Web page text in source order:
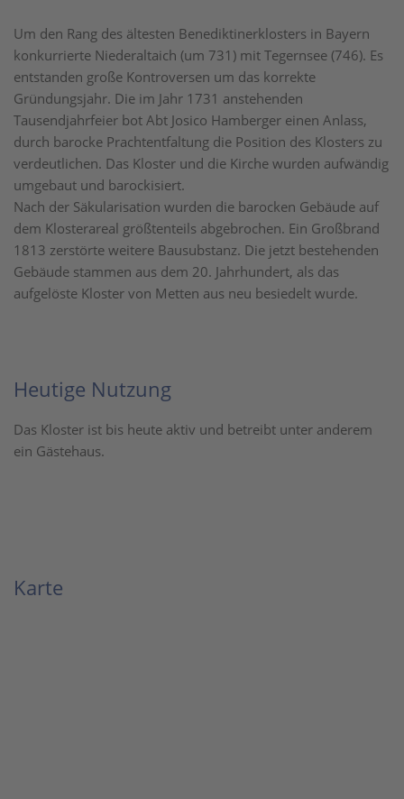
Um den Rang des ältesten Benediktinerklosters in Bayern
konkurrierte Niederaltaich (um 731) mit Tegernsee (746). Es
entstanden große Kontroversen um das korrekte
Gründungsjahr. Die im Jahr 1731 anstehenden
Tausendjahrfeier bot Abt Josico Hamberger einen Anlass,
durch barocke Prachtentfaltung die Position des Klosters zu
verdeutlichen. Das Kloster und die Kirche wurden aufwändig
umgebaut und barockisiert.
Nach der Säkularisation wurden die barocken Gebäude auf
dem Klosterareal größtenteils abgebrochen. Ein Großbrand
1813 zerstörte weitere Bausubstanz. Die jetzt bestehenden
Gebäude stammen aus dem 20. Jahrhundert, als das
aufgelöste Kloster von Metten aus neu besiedelt wurde.
Heutige Nutzung
Das Kloster ist bis heute aktiv und betreibt unter anderem
ein Gästehaus.
Karte